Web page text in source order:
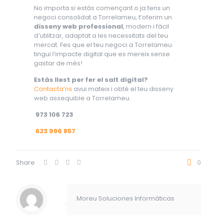
No importa si estàs començant o ja tens un
negoci consolidat a Torrelameu, t’oferim un
disseny web professional, modern i fàcil
d’utilitzar, adaptat a les necessitats del teu
mercat. Fes que el teu negoci a Torrelameu
tingui l’impacte digital que es mereix sense
gastar de més!
Estàs llest per fer el salt digital?
Contacta’ns avui mateix i obté el teu disseny
web assequible a Torrelameu.
973 106 723
623 996 857
Share 0
Moreu Soluciones Informáticas